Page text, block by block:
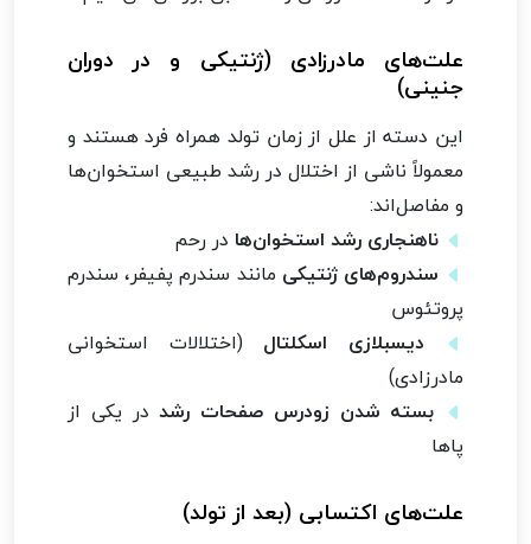
علت‌های مادرزادی (ژنتیکی و در دوران
جنینی)
این دسته از علل از زمان تولد همراه فرد هستند و
معمولاً ناشی از اختلال در رشد طبیعی استخوان‌ها
و مفاصل‌اند:
ناهنجاری رشد استخوان‌ها در رحم
سندروم‌های ژنتیکی مانند سندرم پفیفر، سندرم
پروتئوس
دیسبلازی اسکلتال (اختلالات استخوانی
مادرزادی)
بسته شدن زودرس صفحات رشددر یکی از
پاها
علت‌های اکتسابی (بعد از تولد)